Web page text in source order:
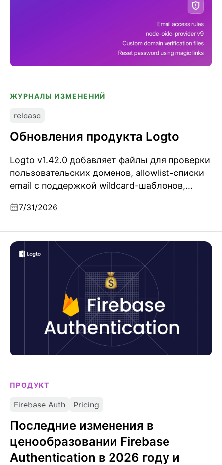
ЖУРНАЛЫ ИЗМЕНЕНИЙ
release
Обновления продукта Logto
Logto v1.42.0 добавляет файлы для проверки
пользовательских доменов, allowlist-списки
email с поддержкой wildcard-шаблонов,
webhook Grant.LimitExceeded и обновление
7/31/2026
ПРОДУКТ
Firebase Auth Pricing
Последние изменения в
ценообразовании Firebase
Authentication в 2026 году и
Последние изменения в ценообразовании Firebase
Authentication в 2026 году и лучшие альтернативы